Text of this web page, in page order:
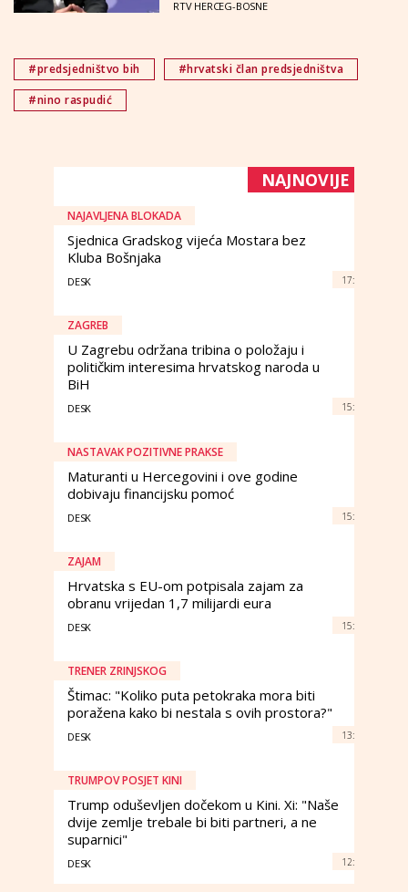
RTV HERCEG-BOSNE
#predsjedništvo bih
#hrvatski član predsjedništva
#nino raspudić
NAJNOVIJE
NAJAVLJENA BLOKADA
Sjednica Gradskog vijeća Mostara bez
Kluba Bošnjaka
DESK 17:
ZAGREB
U Zagrebu održana tribina o položaju i
političkim interesima hrvatskog naroda u
BiH
DESK 15:
NASTAVAK POZITIVNE PRAKSE
Maturanti u Hercegovini i ove godine
dobivaju financijsku pomoć
DESK 15:
ZAJAM
Hrvatska s EU-om potpisala zajam za
obranu vrijedan 1,7 milijardi eura
DESK 15:
TRENER ZRINJSKOG
Štimac: "Koliko puta petokraka mora biti
poražena kako bi nestala s ovih prostora?"
DESK 13:
TRUMPOV POSJET KINI
Trump oduševljen dočekom u Kini. Xi: "Naše
dvije zemlje trebale bi biti partneri, a ne
suparnici"
DESK 12: